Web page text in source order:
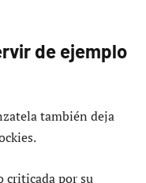
de ejemplo
también deja
criticada por su